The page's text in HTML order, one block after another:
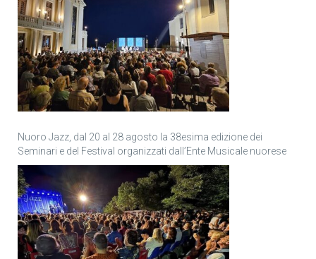
Nuoro Jazz, dal 20 al 28 agosto la 38esima edizione dei
Seminari e del Festival organizzati dall’Ente Musicale nuorese